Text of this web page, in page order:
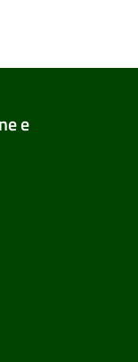
e